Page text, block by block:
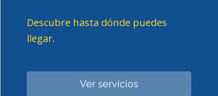
Descubre hasta dónde puedes
llegar.
Ver servicios